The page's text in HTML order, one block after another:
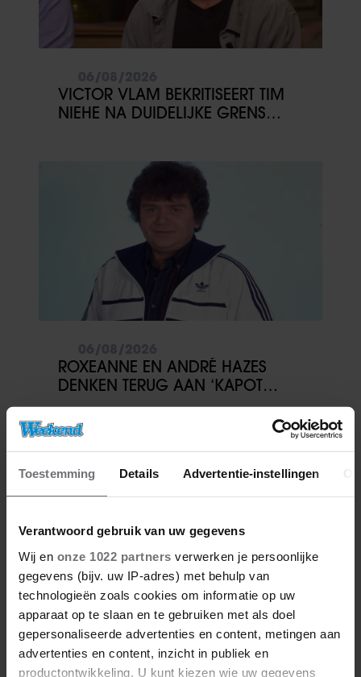
Toestemming Details Advertentie-instellingen
Verantwoord gebruik van uw gegevens
Wij en onze 1022 partners verwerken je persoonlijke
gegevens (bijv. uw IP-adres) met behulp van
technologieën zoals cookies om informatie op uw
apparaat op te slaan en te gebruiken met als doel
gepersonaliseerde advertenties en content, metingen aan
advertenties en content, inzicht in publiek en
productontwikkeling. U kunt kiezen wie uw gegevens
VICTOR VLAM BEKRITISEERT TIM
NIEHE NA DUIDELIJKE GRENS
ROXEANNE EN ANDRÉ HAZES
DENKEN TERUG AAN ‘KAPOT
ENGE’ HAZES-IMITATOR: ‘ECHT
NIET GOED BIJ JE PAASEI’
06/08/2026
FAMILIE PEREZ HILTON DEELT
HOOPVOLLE UPDATE: ‘HIJ KAN